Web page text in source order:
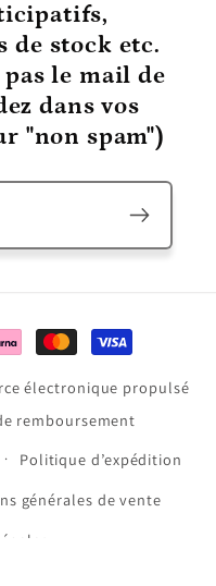
de stock etc.
le mail de
dans vos
"non spam")
électronique propulsé
remboursement
Politique d’expédition
générales de vente